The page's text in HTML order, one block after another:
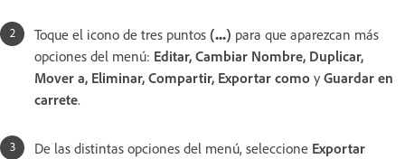
Toque el icono de tres puntos (...) para que aparezcan más
opciones del menú: Editar, Cambiar Nombre, Duplicar,
Mover a, Eliminar, Compartir, Exportar como y Guardar en
carrete.
De las distintas opciones del menú, seleccione Exportar